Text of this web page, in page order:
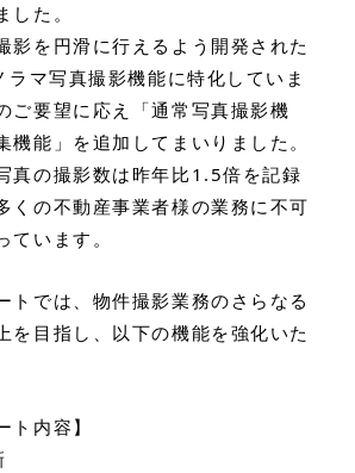
した。
影を円滑に行えるよう開発された
ラマ写真撮影機能に特化していま
ご要望に応え「通常写真撮影機
機能」を追加してまいりました。
真の撮影数は昨年比1.5倍を記録
くの不動産事業者様の業務に不可
ています。
トでは、物件撮影業務のさらなる
を目指し、以下の機能を強化いた
ト内容】